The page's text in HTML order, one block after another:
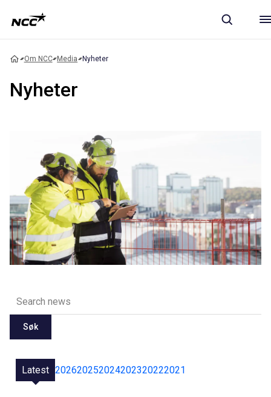
Om NCC Media Nyheter
Nyheter
Søk
Latest 202620252024202320222021